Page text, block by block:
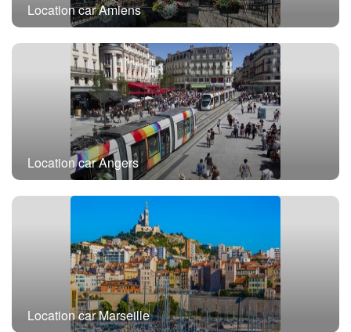
Location car Amiens
Location car Angers
Location car Marseille